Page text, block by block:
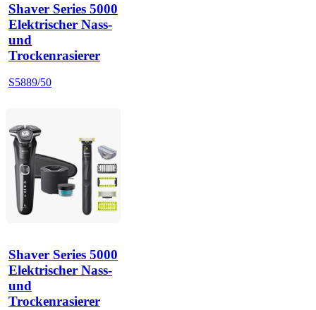
Shaver Series 5000
Elektrischer Nass-
und
Trockenrasierer
S5889/50
Shaver Series 5000
Elektrischer Nass-
und
Trockenrasierer